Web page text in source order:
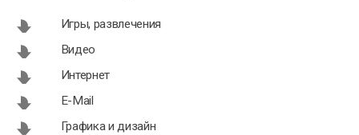
Игры, развлечения
Видео
Интернет
E-Mail
Графика и дизайн